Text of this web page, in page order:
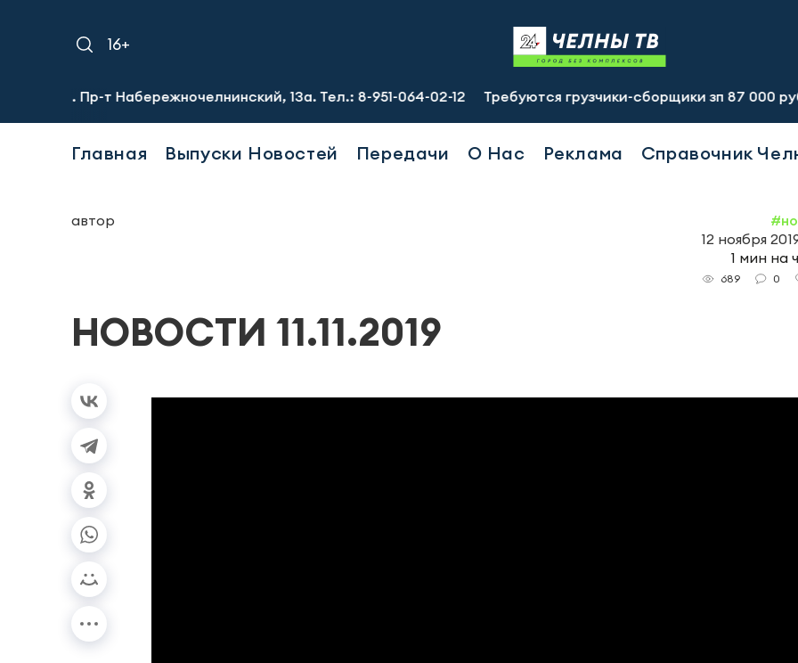
16+
Пр-т Набережночелнинский, 13а. Тел.: 8-951-064-02-12 Требуются грузчики-сборщики зп 87 000 руб.,
Главная Выпуски Новостей Передачи О Нас Реклама Справочник
автор
12 ноября
1 мин на
689 0
НОВОСТИ 11.11.2019